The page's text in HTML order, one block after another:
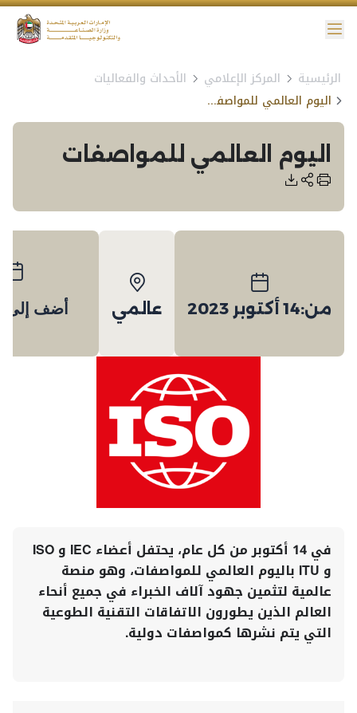
الوصول
الرئيسية المركز الإعلامي
الأحداث والفعاليات
اليوم العالمي للمواصفات
اليوم العالمي للمواصفات
من:14 أكتوبر 2023 عالمي
في 14 أكتوبر من كل عام، يحتفل أعضاء IEC و ISO
و ITU باليوم العالمي للمواصفات، وهو منصة
عالمية لتثمين جهود آلاف الخبراء في جميع أنحاء
العالم الذين يطورون الاتفاقات التقنية الطوعية
التي يتم نشرها كمواصفات دولية.